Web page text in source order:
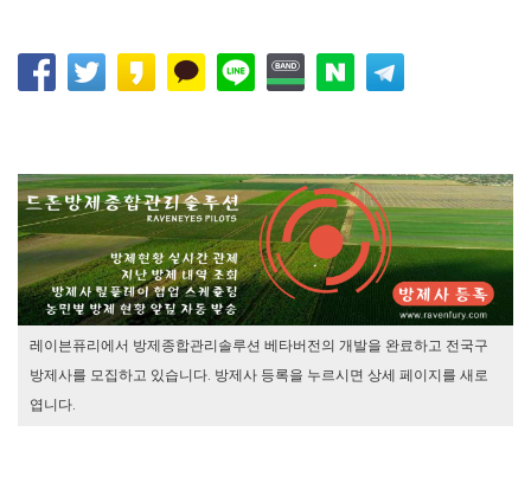
레이븐퓨리에서 방제종합관리솔루션 베타버전의 개발을 완료하고 전국구
방제사를 모집하고 있습니다. 방제사 등록을 누르시면 상세 페이지를 새로
엽니다.